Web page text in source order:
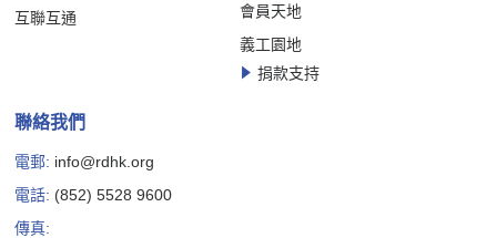
互聯互通
會員天地
義工園地
捐款支持
聯絡我們
電郵: info@rdhk.org
電話: (852) 5528 9600
傳真: